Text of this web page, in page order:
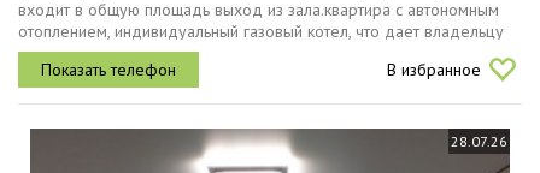
входит в общую площадь выход из зала.квартира с автономным
отоплением, индивидуальный газовый котел, что дает владельцу
контроль над температурой в любое время года, снижает
коммунальные...
В избранное
28.07.26